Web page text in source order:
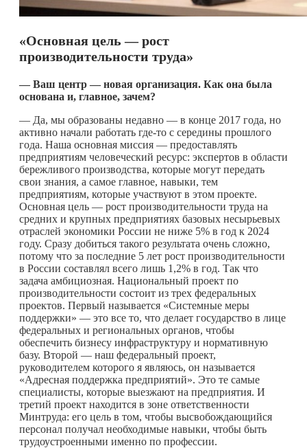
«Основная цель — рост
производительности труда»
— Ваш центр — новая организация. Как она была
основана и, главное, зачем?
— Да, мы образованы недавно — в конце 2017 года, но
активно начали работать где-то с середины прошлого
года. Наша основная миссия — предоставлять
предприятиям человеческий ресурс: экспертов в области
бережливого производства, которые могут передать
свои знания, а самое главное, навыки, тем
предприятиям, которые участвуют в этом проекте.
Основная цель — рост производительности труда на
средних и крупных предприятиях базовых несырьевых
отраслей экономики России не ниже 5% в год к 2024
году. Сразу добиться такого результата очень сложно,
потому что за последние 5 лет рост производительности
в России составлял всего лишь 1,2% в год. Так что
задача амбициозная. Национальный проект по
производительности состоит из трех федеральных
проектов. Первый называется «Системные меры
поддержки» — это все то, что делает государство в лице
федеральных и региональных органов, чтобы
обеспечить бизнесу инфраструктуру и нормативную
базу. Второй — наш федеральный проект,
руководителем которого я являюсь, он называется
«Адресная поддержка предприятий». Это те самые
специалисты, которые выезжают на предприятия. И
третий проект находится в зоне ответственности
Минтруда: его цель в том, чтобы высвобождающийся
персонал получал необходимые навыки, чтобы быть
трудоустроенными именно по профессии.